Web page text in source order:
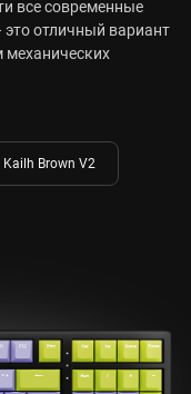
все современные
отличный вариант
механических
Kailh Brown V2